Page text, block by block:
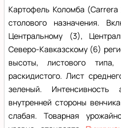
Картофель Коломба
столового назначения.
Центральному (3),
Северо-Кавказскому (6)
высоты, листового типа,
раскидистого. Лист
зеленый. Интенсивность
внутренней стороны
слабая. Товарная